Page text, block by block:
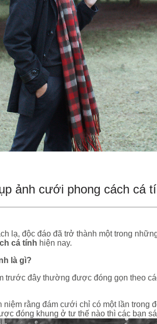
ảnh cưới phong cách cá
lạ, độc đáo đã trở thành một trong
cá tính hiện nay.
là gì?
trước đây thường được đóng gọn theo
niệm rằng đám cưới chỉ có một lần
đóng khung ở tư thế nào thì các bạn